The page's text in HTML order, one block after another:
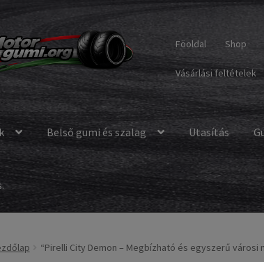
Föoldal Shop
Vásárlási feltételek
Belső gumi és szalag Utasítás
“Pirelli City Demon – Megbízható és egyszerű